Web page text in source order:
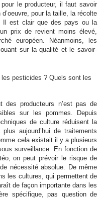
le producteur, il faut savoir
pour la taille, la récolte
Il est clair que des pays ou la
prix de revient moins élevé,
européen. Néanmoins, les
sur la qualité et le savoir-
pesticides ? Quels sont les
des producteurs n’est pas de
sur les pommes. Depuis
de culture réduisent la
aujourd’hui de traitements
cela existait il y a plusieurs
surveillance. En fonction de
on peut prévoir le risque de
nécessité absolue. De même
les cultures, qui permettent de
de façon importante dans les
spécifique, pas question de